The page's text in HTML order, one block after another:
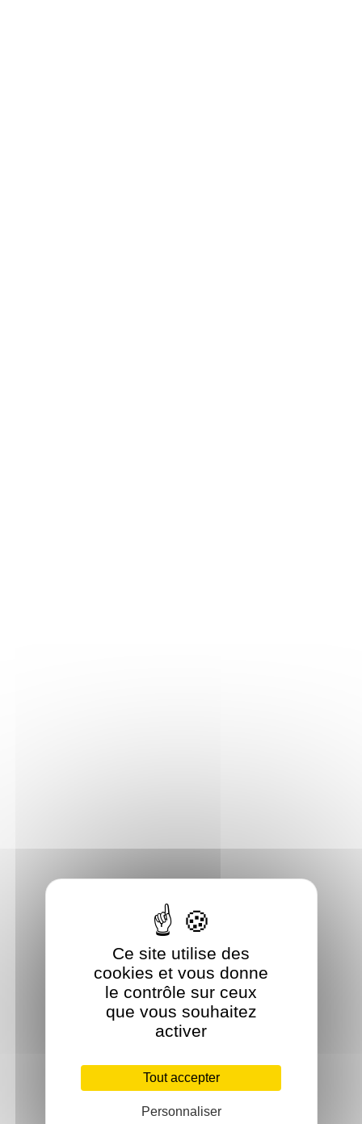
Ce site utilise des
cookies et vous donne
le contrôle sur ceux
que vous souhaitez
activer
Tout accepter
Personnaliser